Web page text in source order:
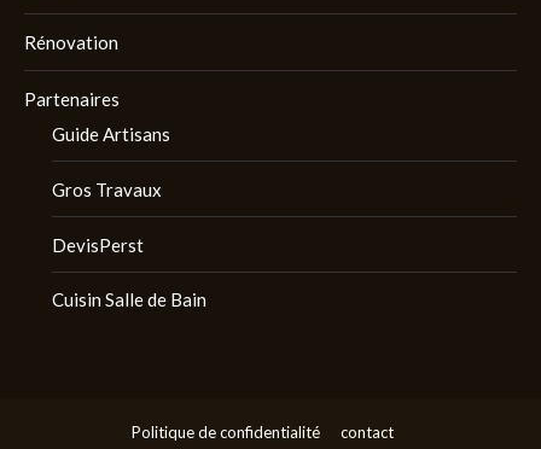
Rénovation
Partenaires
Guide Artisans
Gros Travaux
DevisPerst
Cuisin Salle de Bain
Politique de confidentialité contact